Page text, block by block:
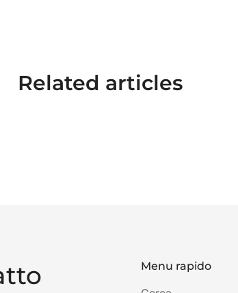
Related articles
Menu rapido